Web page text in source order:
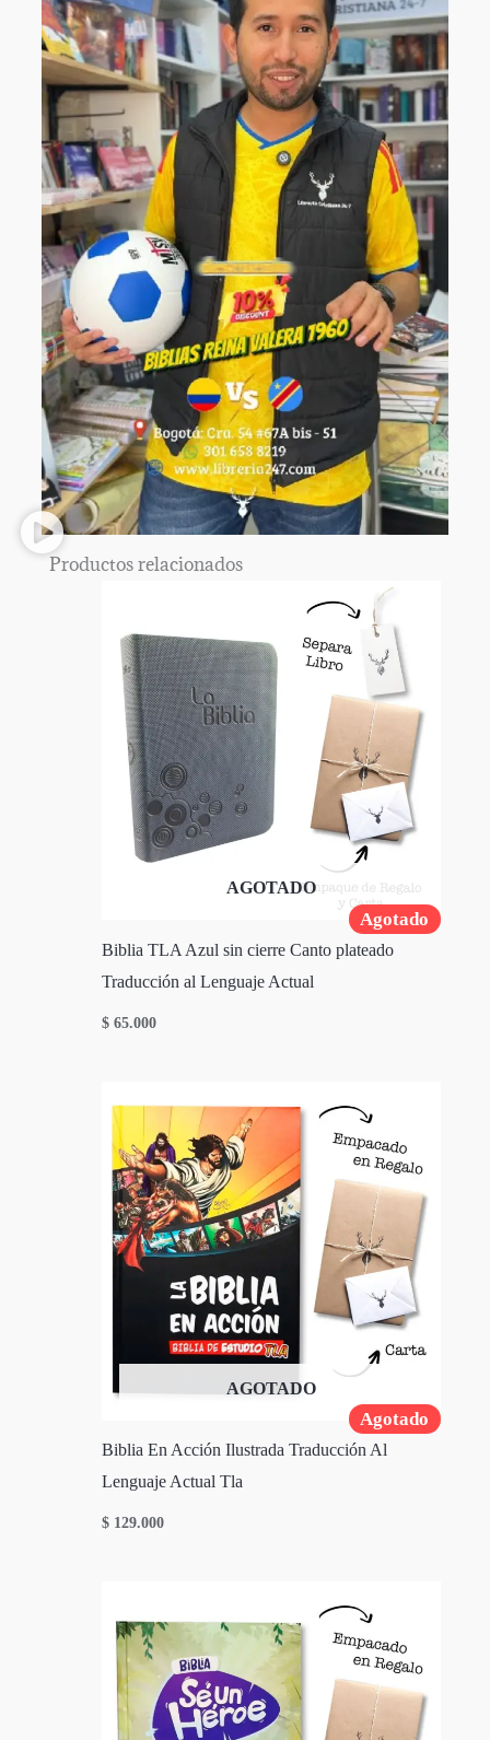
Productos relacionados
Agotado
AGOTADO
Biblia TLA Azul sin cierre Canto plateado
Traducción al Lenguaje Actual
$ 65.000
Agotado
AGOTADO
Biblia En Acción Ilustrada Traducción Al
Lenguaje Actual Tla
$ 129.000